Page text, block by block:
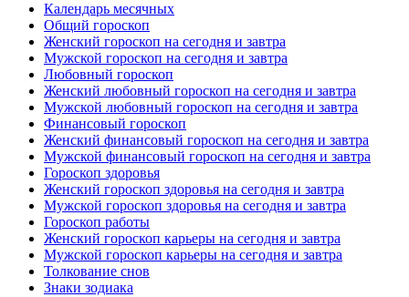
Календарь месячных
Общий гороскоп
Женский гороскоп на сегодня и завтра
Мужской гороскоп на сегодня и завтра
Любовный гороскоп
Женский любовный гороскоп на сегодня и завтра
Мужской любовный гороскоп на сегодня и завтра
Финансовый гороскоп
Женский финансовый гороскоп на сегодня и завтра
Мужской финансовый гороскоп на сегодня и завтра
Гороскоп здоровья
Женский гороскоп здоровья на сегодня и завтра
Мужской гороскоп здоровья на сегодня и завтра
Гороскоп работы
Женский гороскоп карьеры на сегодня и завтра
Мужской гороскоп карьеры на сегодня и завтра
Толкование снов
Знаки зодиака